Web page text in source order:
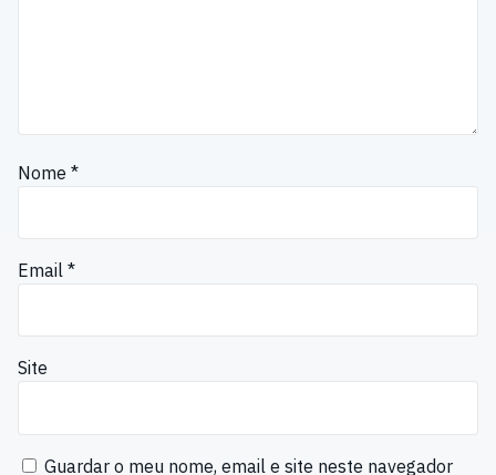
Nome *
Email *
Site
Guardar o meu nome, email e site neste navegador